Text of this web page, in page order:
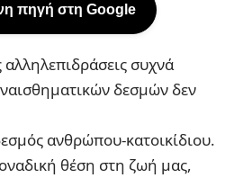
πηγή στη Google
συχνά
δεσμών δεν
ανθρώπου-κατοικίδιου.
θέση στη ζωή μας,